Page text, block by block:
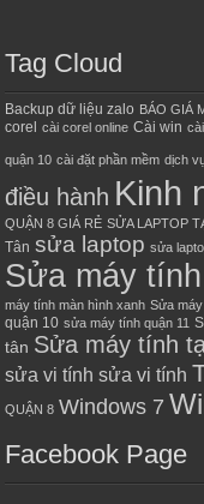
Tag Cloud
Backup dữ liệu zalo BÁO GIÁ
corel
cài corel online Cài win
quận 10 cài đặt phần mềm dịch
điều hành Kinh
QUẬN 8 GIÁ RẺ SỬA LAPTOP
Tân sửa laptop sửa
Sửa máy tính
máy tính màn hình xanh Sửa
quận 10 sửa máy tính quận 11
tân Sửa máy tính
sửa vi tính sửa vi tính
QUẬN 8 Windows 7
Facebook Page